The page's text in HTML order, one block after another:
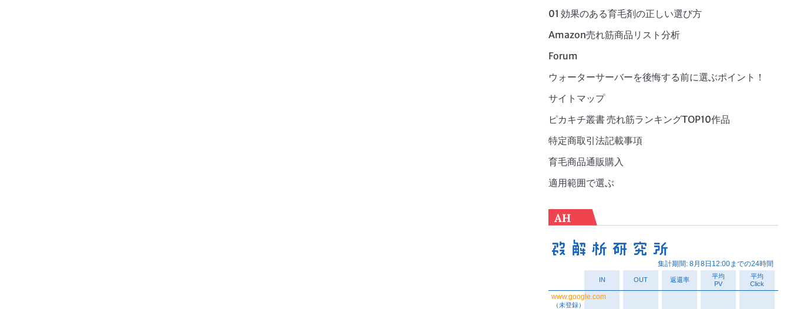
ー
01 効果のある育毛剤の正しい選び方
Amazon売れ筋商品リスト分析
Forum
ウォーターサーバーを後悔する前に選ぶポイント！
サイトマップ
ピカキチ叢書 売れ筋ランキングTOP10作品
特定商取引法記載事項
育毛商品通販購入
適用範囲で選ぶ
AH